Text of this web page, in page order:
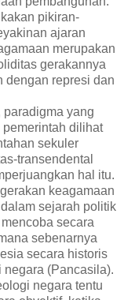
pikiran-
ajaran
merupakan
gerakannya
dengan represi dan
yang
dilihat
sekuler
transendental
hal itu.
keagamaan
sejarah politik
secara
sebenarnya
secara historis
(Pancasila).
negara tentu